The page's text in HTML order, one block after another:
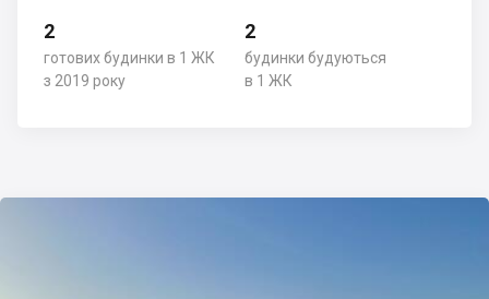
2
готових будинки в 1 ЖК
з 2019 року
2
будинки будуються
в 1 ЖК